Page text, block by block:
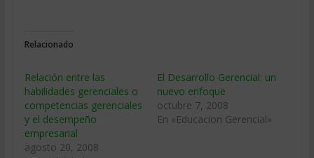
Relacionado
Relación entre las
habilidades gerenciales o
competencias gerenciales
y el desempeño
empresarial
agosto 20, 2008
El Desarrollo Gerencial: un
nuevo enfoque
octubre 7, 2008
En «Educacion Gerencial»